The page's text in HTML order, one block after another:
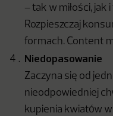
– tak w miłości, jak
Rozpieszczaj
formach. Content
Niedopasowanie
Zaczyna się od
nieodpowiedniej
kupienia kwiatów